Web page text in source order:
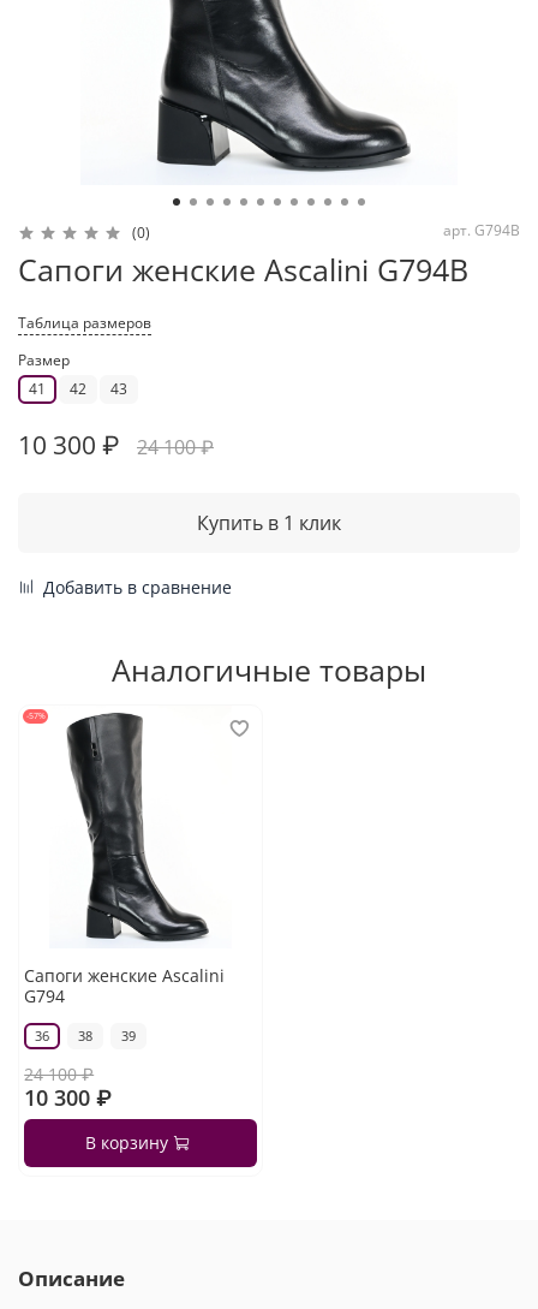
(0) арт. G794B
Сапоги женские Ascalini G794B
Таблица размеров
Размер
41
42 43
10 300 ₽ 24 100 ₽
Купить в 1 клик
Добавить в сравнение
Аналогичные товары
-57%
Сапоги женские Ascalini
G794
36 38 39
24 100 ₽
10 300 ₽
В корзину
Описание